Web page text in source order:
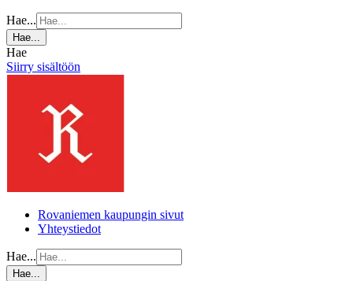
Hae...
Hae...
Hae
Siirry sisältöön
Rovaniemen kaupungin sivut
Yhteystiedot
Hae...
Hae...